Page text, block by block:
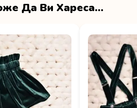
Да Ви Хареса…